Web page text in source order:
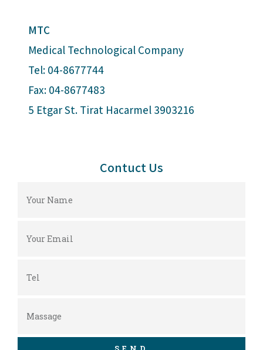
MTC
Medical Technological Company
Tel: 04-8677744
Fax: 04-8677483
5 Etgar St. Tirat Hacarmel 3903216
Contuct Us